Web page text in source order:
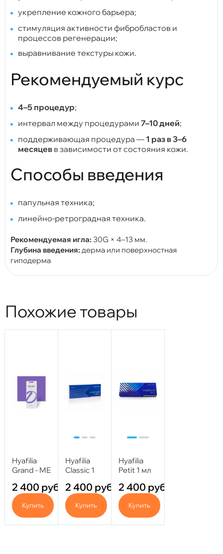
укрепление кожного барьера;
стимуляция активности фибробластов и
процессов регенерации;
выравнивание текстуры кожи.
Рекомендуемый курс
4–5 процедур;
интервал между процедурами 7–10 дней;
поддерживающая процедура — 1 раз в 3–6
месяцев в зависимости от состояния кожи.
Способы введения
папульная техника;
линейно-ретроградная техника.
Рекомендуемая игла: 30G × 4–13 мм.
Глубина введения: дерма или поверхностная
гиподерма
Похожие товары
Hyafilia
Grand - ME
с лидо 1
мл
2 400 руб.
Купить
Hyafilia
Classic 1
2 400 руб.
Купить
Hyafilia
Petit 1 мл
2 400 руб.
Купить